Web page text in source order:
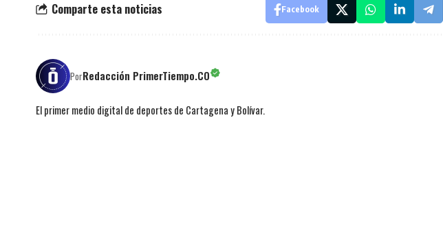
Comparte esta noticias Facebook
PorRedacción PrimerTiempo.CO
El primer medio digital de deportes de Cartagena y Bolívar.